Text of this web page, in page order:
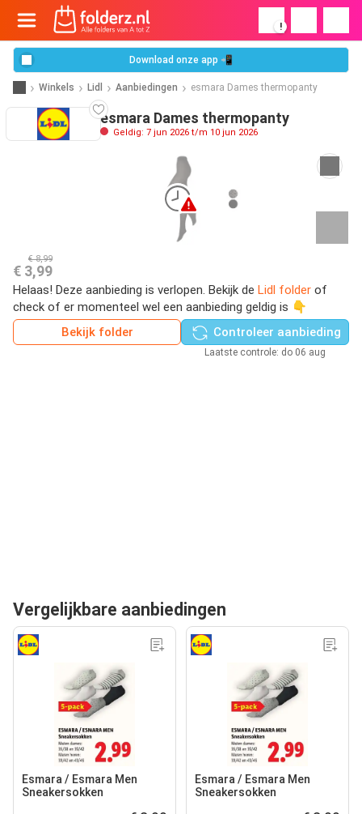
!
Download onze app 📲
Winkels Lidl Aanbiedingen esmara Dames thermopanty
esmara Dames thermopanty
Geldig: 7 jun 2026 t/m 10 jun 2026
€ 8,99
€ 3,99
Helaas! Deze aanbieding is verlopen. Bekijk de Lidl folder of
check of er momenteel wel een aanbieding geldig is 👇
Bekijk folder
Controleer aanbieding
Laatste controle: do 06 aug
Vergelijkbare aanbiedingen
Esmara / Esmara Men
Sneakersokken
Esmara / Esmara Men
Sneakersokken